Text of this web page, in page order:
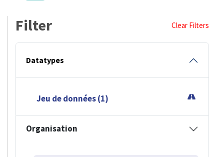
Filter Clear Filters
Datatypes
Jeu de données (1)
Organisation